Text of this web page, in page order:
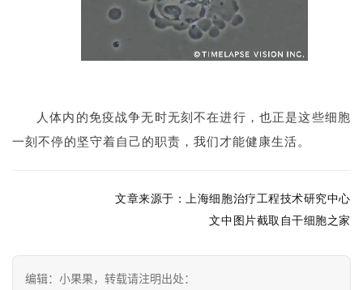
人体内的免疫战争无时无刻不在进行，也正是这些细胞
一刻不停的坚守着自己的职责，我们才能健康生活。
文章来源于：上海细胞治疗工程技术研究中心
文中图片截取自干细胞之家
编辑：小果果，转载请注明出处：